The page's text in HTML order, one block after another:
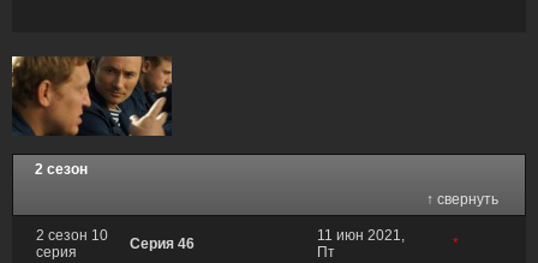
2 сезон
↑ свернуть
2 сезон 10
серия
Серия 46
11 июн 2021,
Пт
*